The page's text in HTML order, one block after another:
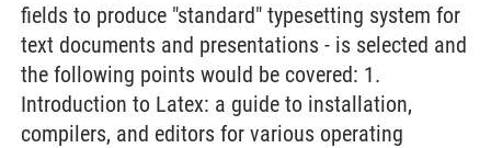
fields to produce "standard" typesetting system for
text documents and presentations - is selected and
the following points would be covered: 1.
Introduction to Latex: a guide to installation,
compilers, and editors for various operating